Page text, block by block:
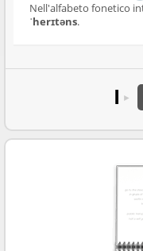
Nell'alfabeto fonetico
ˈherɪtəns.
I ►